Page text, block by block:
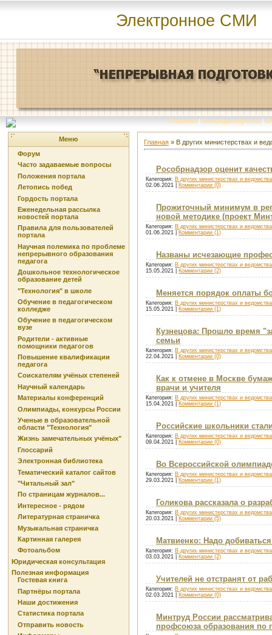
Электронное СМИ
Главная | Команда портала | О
Меню
Форум
Часто задаваемые вопросы
Положения портала
Летопись побед
Гордость портала
Еженедельная рассылка
новостей портала
Правила для пользователей
портала
Научная полемика по проблеме
непрерывного образования
педагога
Дошкольное технологическое
образование детей
"Технология" в школе
Обучение в педагогическом
колледже
Обучение в педагогическом
вузе
Родители - активные
помощники педагогов
Повышение квалификации
педагога
Соискателям учёных степеней
Научный календарь
Материалы конференций
Олимпиады, конкурсы России
Ученые в образовательной
области "Технология"
Жизнь замечательных учёных"
Глоссарий
Электронная библиотека
Тематический каталог сайтов
"Читальный зал"
По страницам журналов...
Интересное - рядом
Литературная страничка
Музыкальная страничка
Картинная галерея
Фотоальбом
Юридическая консультация
Полезная информация
Гостевая книга
Партнёры портала
Наши достижения
Статистика портала
Отправить новость
Главная » В других министерствах и
Рособрнадзор оценит
Категория: В других министерствах и
02.06.2021
Комментарии (0)
Прожиточный минимум в
новой методике (проект
Категория: В других министерствах и
01.06.2021
Комментарии (1)
Названы исчезающие
Категория: В других министерствах и
15.05.2021
Комментарии (2)
Меняется порядок оплаты
Категория: В других министерствах и
15.05.2021
Комментарии (1)
Кузнецова: Прошло время
семьи
Категория: В других министерствах и
22.04.2021
Комментарии (0)
Как к отмене в Москве
врачи и учителя
Категория: В других министерствах и
15.04.2021
Комментарии (1)
Российские школьники
Категория: В других министерствах и
09.04.2021
Комментарии (0)
Во Всероссийской
Категория: В других министерствах и
29.03.2021
Комментарии (1)
Голикова рассказала о
Категория: В других министерствах и
20.03.2021
Комментарии (5)
Матвиенко: Надо
Категория: В других министерствах и
03.03.2021
Комментарии (2)
Учителей не отстранят от
Категория: В других министерствах и
02.03.2021
Комментарии (0)
Минтруд России
профсоюза образования по